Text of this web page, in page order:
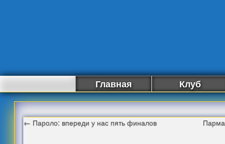
Главная Клуб
← Пароло: впереди у нас пять финалов